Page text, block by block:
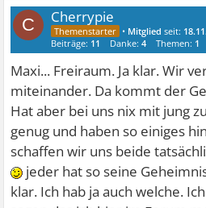
C Cherrypie
• Mitglied seit:
Beiträge: 11 Danke:4 Themen: 1
Maxi... Freiraum. Ja klar. Wir
miteinander. Da kommt der
Hat aber bei uns nix mit jung
genug und haben so einiges
schaffen wir uns beide
jeder hat so seine
klar. Ich hab ja auch welche.